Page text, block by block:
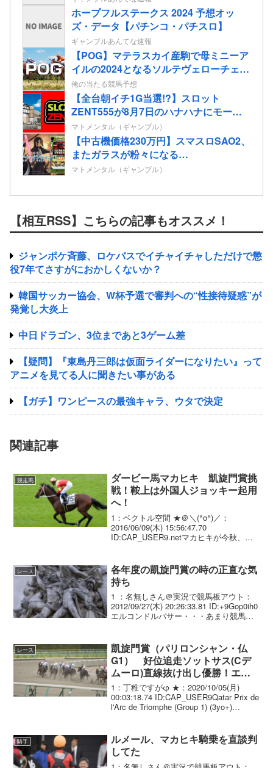
ホープフルステークス 2024 予想オッ
ズ・データ【パチンコ・パチスロ】
ギャンブルあんてな速報
【POG】マテラスカイ産駒で母ミニーア
イルの2024となるソルテヴェローチェの
2歳情報
俺の当たる競馬予想
【全台朝イチ1G当選!?】スロット
ZENT555が8月7日のハナハナにモーニ
ングを仕込んだらしいｗｗｗｗ
マトメンタル（ギャンブル）
【中古機価格230万円】スマスロSAO2、
またガラスが粉々になる…
マトメンタル（ギャンブル）
【相互RSS】こちらの記事もオススメ！
ジャンポケ斉藤、ロケバスでイチャイチャしただけで懲
役7年てさすがにおかしくないか？
韓国サッカー協会、W杯予選で審判への“性接待疑惑”が
発覚し大炎上
中日ドラゴン、3位まであと3ゲーム差
【疑問】『東島丹三郎は仮面ライダーになりたい』って
アニメを見てる人に聞きたい事がある
【ガチ】ワンピースの最強キャラ、ウタで決定
関連記事
競走馬
ダービー馬マカヒキ 凱旋門賞挑
戦！鞍上は外国人ジョッキー起用
へ！
1：ベクトル空間 ★＠＼(^o^)／：
2016/06/09(木) 15:56:47.70
ID:CAP_USER9.netマカヒキが今秋、凱
旋門賞・仏Ｇ１（１０月２日...
レース
各年度の凱旋門賞の時の正直な気
持ち
1 ：名無しさん＠実況で競馬板アウト：
2012/09/27(木) 20:26:33.81 ID:+9Gop0ih0
エルコンドルパサー・・・あまり競馬知
さすがに厳しいだ...
レース
凱旋門賞（パリロンシャン・仏
G1） 好位追走ソットサス(Cデ
ムーロ)直線抜け出し優勝！エネ
イブル6着、ディアドラ8着
1：丁稚ですがφ ★：2020/10/05(月)
00:03:18.74 ID:CAP_USER9Qatar Prix de
l'Arc de Triomphe (Group 1) (3yo+)
騎手
ルメール、マカヒキ騎乗を直談判
してた